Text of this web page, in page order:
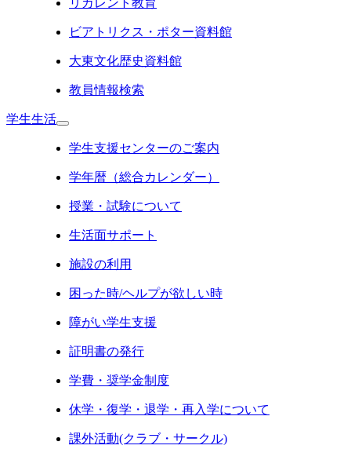
リカレント教育
ビアトリクス・ポター資料館
大東文化歴史資料館
教員情報検索
学生生活
学生支援センターのご案内
学年暦（総合カレンダー）
授業・試験について
生活面サポート
施設の利用
困った時/ヘルプが欲しい時
障がい学生支援
証明書の発行
学費・奨学金制度
休学・復学・退学・再入学について
課外活動(クラブ・サークル)